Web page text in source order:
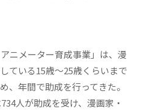
ニメーター育成事業」は、漫
ている15歳～25歳くらいまで
、年間で助成を行ってきた。
人が助成を受け、漫画家・